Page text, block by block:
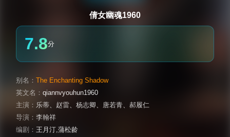
倩女幽魂1960
7.8分
别名： The Enchanting Shadow
英文名： qiannvyouhun1960
主演： 乐蒂、 赵雷、 杨志卿、 唐若青、 郝履仁
导演： 李翰祥
编剧： 王月汀,蒲松龄